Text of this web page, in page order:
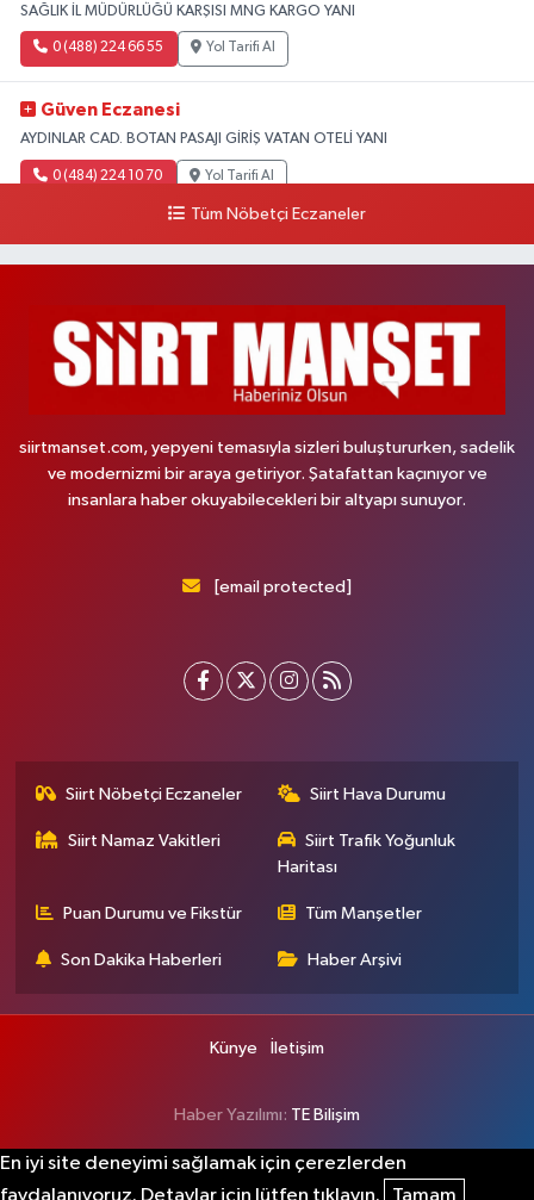
SAĞLIK İL MÜDÜRLÜĞÜ KARŞISI MNG KARGO YANI
0 (488) 224 66 55 Yol Tarifi Al
Güven Eczanesi
AYDINLAR CAD. BOTAN PASAJI GİRİŞ VATAN OTELİ YANI
0 (484) 224 10 70 Yol Tarifi Al
Tüm Nöbetçi Eczaneler
siirtmanset.com, yepyeni temasıyla sizleri buluştururken, sadelik
ve modernizmi bir araya getiriyor. Şatafattan kaçınıyor ve
insanlara haber okuyabilecekleri bir altyapı sunuyor.
[email protected]
Siirt Nöbetçi Eczaneler Siirt Hava Durumu
Siirt Namaz Vakitleri
Siirt Trafik Yoğunluk
Haritası
Puan Durumu ve Fikstür Tüm Manşetler
Son Dakika Haberleri Haber Arşivi
Künye İletişim
Haber Yazılımı: TE Bilişim
En iyi site deneyimi sağlamak için çerezlerden
faydalanıyoruz. Detaylar için lütfen tıklayın.
Tamam